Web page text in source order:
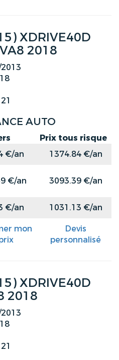
XDRIVE40D
2018
21
AUTO
Prix tous risque
€/an
1374.84 €/an
€/an 3093.39 €/an
€/an 1031.13 €/an
mon
Devis
personnalisé
XDRIVE40D
2018
21